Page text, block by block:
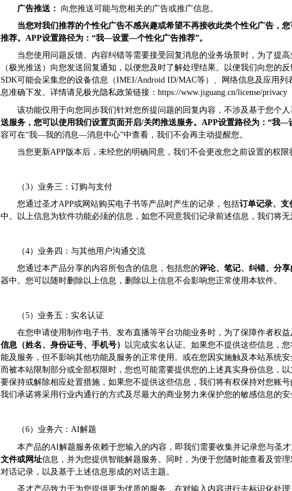
广告推送：
向您推送可能与您相关的广告或推广信息。
当您对我们推荐的个性化广告不感兴趣或希望不再接收此类个性化广告，
推荐。APP设置路径为：“我—设置—个性化广告推荐”。
当您使用问题反馈、内容纠错等需要接受回复消息的业务场景时，为了提
（极光推送）向您发送回复通知，以便您及时了解处理结果。以便我们向您的
SDK可能会采集您的设备信息（IMEI/Android ID/MAC等）、网络信息及应用
息准确下发。详情请见极光隐私政策链接：https://www.jiguang.cn/license/privacy
该功能仅用于向您同步我们针对您所提问题的回复内容，不涉及基于您个人
送服务，您可以使用我们设置页面开启/关闭推送服务。APP设置路径为：“我—
容可在“我—我的消息—消息中心”中查看，我们不会再主动提醒您。
当您更新APP版本后，未经您的明确同意，我们不会更改您之前设置的权限
（3）业务三：订购与支付
您通过圣才APP或网站购买电子书等产品时产生的记录，包括订单记录、支
中。以上信息为软件功能必须的信息，如您不同意我们记录前述信息，我们将无
（4）业务四：与其他用户沟通交流
您通过本产品分享的内容所包含的信息，包括您的评论、笔记、纠错、分
器中。您可以随时删除以上信息，删除以上信息不会影响您正常使用本软件。
（5）业务五：实名认证
在您申请使用制作电子书、发布直播等平台功能业务时，为了保障作者权
信息（姓名、身份证号、手机号） 以完成实名认证。如果您不提供这些信息，
能及服务，但不影响其他功能及服务的正常使用。或在您因实施触及本站系统
而被本站限制部分或全部权限时，您也可能需要提供您的上述真实身份信息，
要保持或解除相应处置措施，如果您不提供这些信息，我们将有权保持对您账
我们承诺将采用行业内通行的方式及尽最大的商业努力来保护您的敏感信息的安
（6）业务六：AI解题
本产品的AI解题服务依赖于您输入的内容，即我们需要收集并记录您与圣
文件或网址信息，并为您提供智能解题服务。同时，为便于您随时能查看及管
对话记录，以及基于上述信息形成的对话主题。
圣才产品致力于为您提供更为优质的服务，在对输入内容进行去标识化处